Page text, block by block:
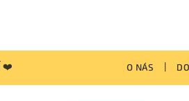
❤️ O NÁS